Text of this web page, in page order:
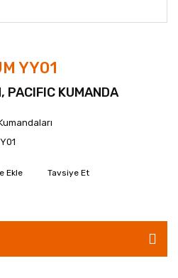
YY01
PACIFIC KUMANDA
Tavsiye Et